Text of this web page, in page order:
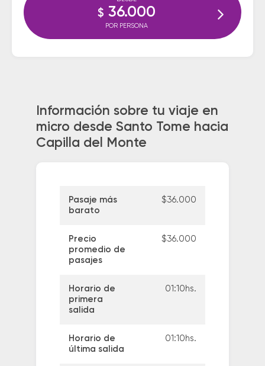
$ 36.000
POR PERSONA
Información sobre tu viaje en
micro desde Santo Tome hacia
Capilla del Monte
Pasaje más
barato
$36.000
Precio
promedio de
pasajes
$36.000
Horario de
primera
salida
01:10hs.
Horario de
última salida
01:10hs.